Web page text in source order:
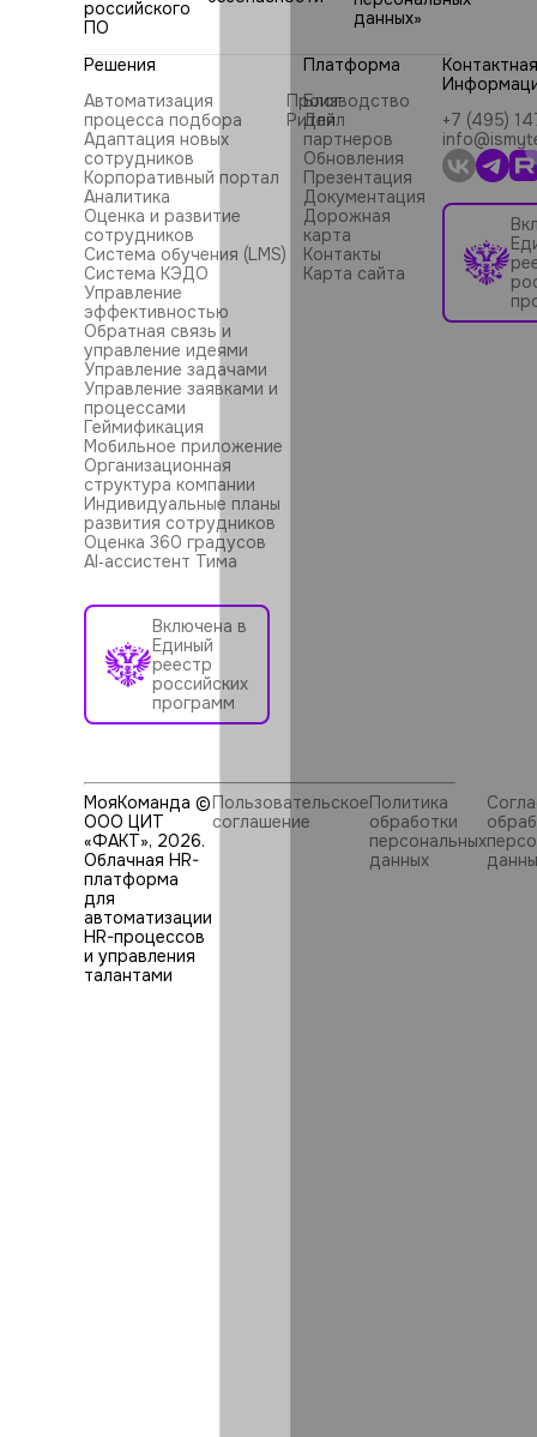
российского
ПО
данных»
Решения
Автоматизация
процесса подбора
Адаптация новых
сотрудников
Корпоративный портал
Аналитика
Оценка и развитие
сотрудников
Система обучения (LMS)
Система КЭДО
Управление
эффективностью
Обратная связь и
управление идеями
Управление задачами
Управление заявками и
процессами
Геймификация
Мобильное приложение
Организационная
структура компании
Индивидуальные планы
развития сотрудников
Оценка 360 градусов
AI‑ассистент Тима
Производство
Ритейл
Платформа
Блог
Для
партнеров
Обновления
Презентация
Документация
Дорожная
карта
Контакты
Карта сайта
Контактная
+7 (495)
Включена в
Единый
реестр
российских
программ
МояКоманда ©
ООО ЦИТ
«ФАКТ», 2026.
Облачная HR-
платформа
для
автоматизации
HR⁠-⁠процессов
и управления
талантами
Пользовательское
соглашение
Политика
обработки
персональных
данных